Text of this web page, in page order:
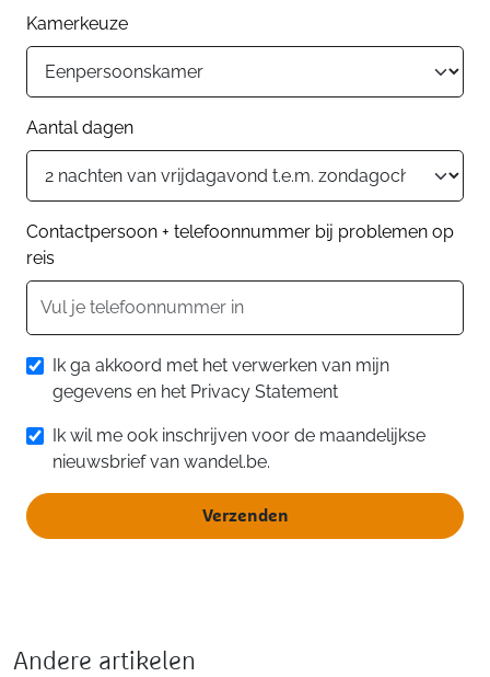
Kamerkeuze
Aantal dagen
Contactpersoon + telefoonnummer bij problemen op
reis
Ik ga akkoord met het verwerken van mijn
gegevens en het Privacy Statement
Ik wil me ook inschrijven voor de maandelijkse
nieuwsbrief van wandel.be.
Verzenden
Andere artikelen